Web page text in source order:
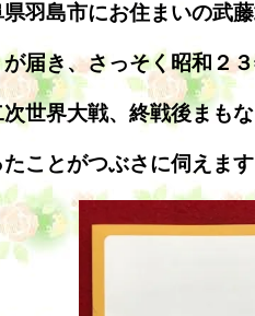
羽島市にお住まいの武
届き、さっそく昭和２
世界大戦、終戦後まも
ことがつぶさに伺えます